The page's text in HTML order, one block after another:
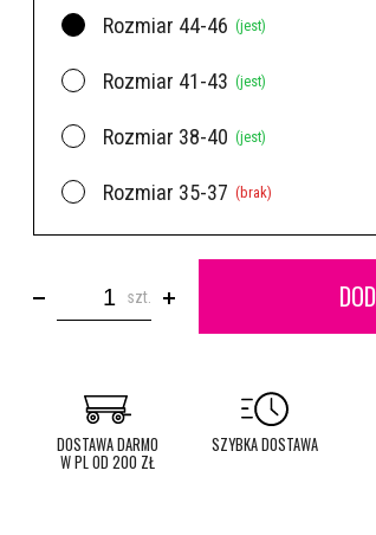
Rozmiar 44-46 (jest)
Rozmiar 41-43 (jest)
Rozmiar 38-40 (jest)
Rozmiar 35-37 (brak)
szt.
DOSTAWA DARMO
W PL OD 200 ZŁ
SZYBKA DOSTAWA